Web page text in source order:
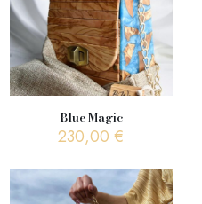
Blue Magic
230,00€